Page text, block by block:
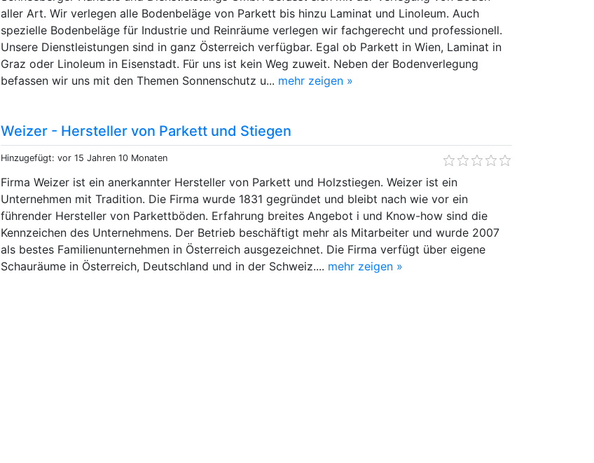
aller Art. Wir verlegen alle Bodenbeläge von Parkett bis hinzu Laminat und Linoleum. Auch
spezielle Bodenbeläge für Industrie und Reinräume verlegen wir fachgerecht und professionell.
Unsere Dienstleistungen sind in ganz Österreich verfügbar. Egal ob Parkett in Wien, Laminat in
Graz oder Linoleum in Eisenstadt. Für uns ist kein Weg zuweit. Neben der Bodenverlegung
befassen wir uns mit den Themen Sonnenschutz u... mehr zeigen »
Weizer - Hersteller von Parkett und Stiegen
Hinzugefügt: vor 15 Jahren 10 Monaten
Firma Weizer ist ein anerkannter Hersteller von Parkett und Holzstiegen. Weizer ist ein
Unternehmen mit Tradition. Die Firma wurde 1831 gegründet und bleibt nach wie vor ein
führender Hersteller von Parkettböden. Erfahrung breites Angebot i und Know-how sind die
Kennzeichen des Unternehmens. Der Betrieb beschäftigt mehr als Mitarbeiter und wurde 2007
als bestes Familienunternehmen in Österreich ausgezeichnet. Die Firma verfügt über eigene
Schauräume in Österreich, Deutschland und in der Schweiz.... mehr zeigen »